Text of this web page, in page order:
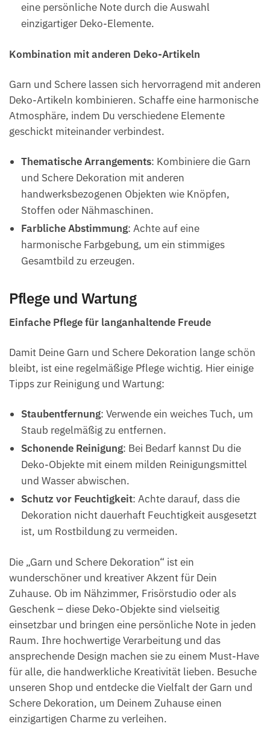
eine persönliche Note durch die Auswahl
einzigartiger Deko-Elemente.
Kombination mit anderen Deko-Artikeln
Garn und Schere lassen sich hervorragend mit anderen
Deko-Artikeln kombinieren. Schaffe eine harmonische
Atmosphäre, indem Du verschiedene Elemente
geschickt miteinander verbindest.
Thematische Arrangements: Kombiniere die Garn
und Schere Dekoration mit anderen
handwerksbezogenen Objekten wie Knöpfen,
Stoffen oder Nähmaschinen.
Farbliche Abstimmung: Achte auf eine
harmonische Farbgebung, um ein stimmiges
Gesamtbild zu erzeugen.
Pflege und Wartung
Einfache Pflege für langanhaltende Freude
Damit Deine Garn und Schere Dekoration lange schön
bleibt, ist eine regelmäßige Pflege wichtig. Hier einige
Tipps zur Reinigung und Wartung:
Staubentfernung: Verwende ein weiches Tuch, um
Staub regelmäßig zu entfernen.
Schonende Reinigung: Bei Bedarf kannst Du die
Deko-Objekte mit einem milden Reinigungsmittel
und Wasser abwischen.
Schutz vor Feuchtigkeit: Achte darauf, dass die
Dekoration nicht dauerhaft Feuchtigkeit ausgesetzt
ist, um Rostbildung zu vermeiden.
Die „Garn und Schere Dekoration“ ist ein
wunderschöner und kreativer Akzent für Dein
Zuhause. Ob im Nähzimmer, Frisörstudio oder als
Geschenk – diese Deko-Objekte sind vielseitig
einsetzbar und bringen eine persönliche Note in jeden
Raum. Ihre hochwertige Verarbeitung und das
ansprechende Design machen sie zu einem Must-Have
für alle, die handwerkliche Kreativität lieben. Besuche
unseren Shop und entdecke die Vielfalt der Garn und
Schere Dekoration, um Deinem Zuhause einen
einzigartigen Charme zu verleihen.